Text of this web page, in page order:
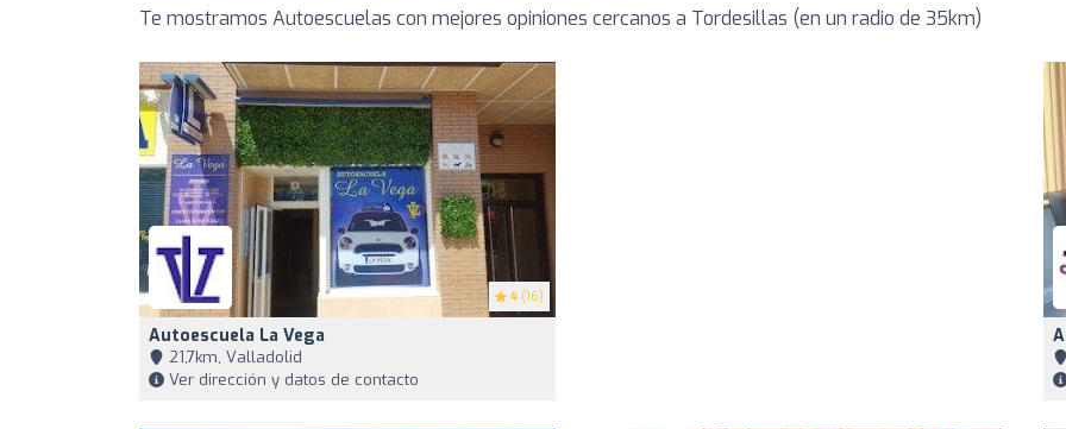
Te mostramos Autoescuelas con mejores opiniones cercanos a Tordesillas (en un radio de 35km)
4 (16)
Autoescuela La Vega
21,7km, Valladolid
Ver dirección y datos de contacto